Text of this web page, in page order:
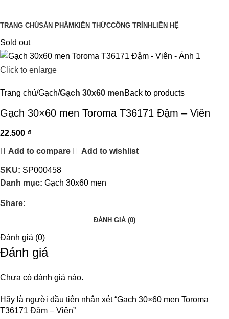
TRANG CHỦSẢN PHẨM KIẾN THỨCCÔNG TRÌNH LIÊN HỆ
Sold out
Click to enlarge
Trang chủ Gạch Gạch 30x60 menBack to products
Gạch 30×60 men Toroma T36171 Đậm – Viên
22.500 ₫
Add to compare Add to wishlist
SKU: SP000458
Danh mục: Gạch 30x60 men
Share:
ĐÁNH GIÁ (0)
Đánh giá (0)
Đánh giá
Chưa có đánh giá nào.
Hãy là người đầu tiên nhận xét “Gạch 30×60 men Toroma
T36171 Đậm – Viên”